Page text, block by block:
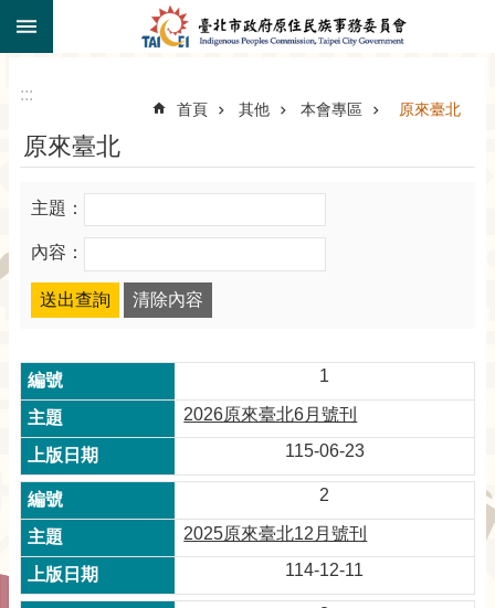
跳到主要內容區塊
:::
首頁 其他 本會專區 原來臺北
原來臺北
主題：
內容：
1
2026原來臺北6月號刊
115-06-23
2
2025原來臺北12月號刊
114-12-11